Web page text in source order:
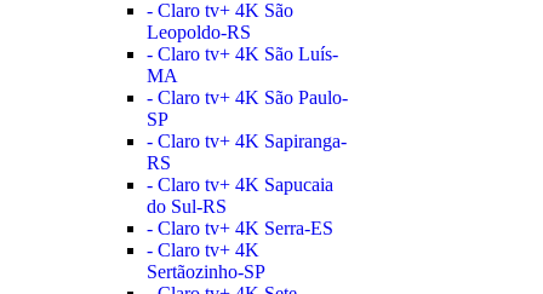
- Claro tv+ 4K São
Leopoldo-RS
- Claro tv+ 4K São Luís-
MA
- Claro tv+ 4K São Paulo-
SP
- Claro tv+ 4K Sapiranga-
RS
- Claro tv+ 4K Sapucaia
do Sul-RS
- Claro tv+ 4K Serra-ES
- Claro tv+ 4K
Sertãozinho-SP